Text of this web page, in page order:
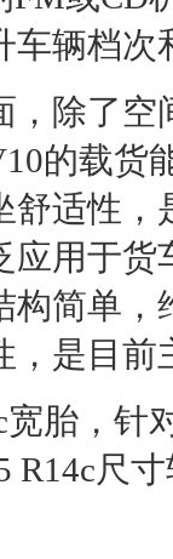
车辆档
除了空
的载货
舒适性
应用于
构简单
，是目
胎，针
R14c尺寸